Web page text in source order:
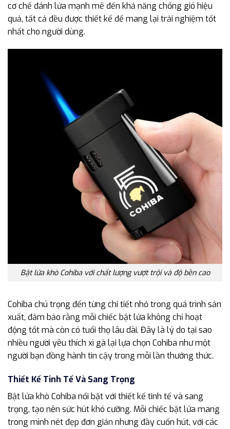
cơ chế đánh lửa mạnh mẽ đến khả năng chống gió hiệu
quả, tất cả đều được thiết kế để mang lại trải nghiệm tốt
nhất cho người dùng.
Bật lửa khò Cohiba với chất lượng vượt trội và độ bền cao
Cohiba chú trọng đến từng chi tiết nhỏ trong quá trình sản
xuất, đảm bảo rằng mỗi chiếc bật lửa không chỉ hoạt
động tốt mà còn có tuổi thọ lâu dài. Đây là lý do tại sao
nhiều người yêu thích xì gà lại lựa chọn Cohiba như một
người bạn đồng hành tin cậy trong mỗi lần thưởng thức.
Thiết Kế Tinh Tế Và Sang Trọng
Bật lửa khò Cohiba nổi bật với thiết kế tinh tế và sang
trọng, tạo nên sức hút khó cưỡng. Mỗi chiếc bật lửa mang
trong mình nét đẹp đơn giản nhưng đầy cuốn hút, với các